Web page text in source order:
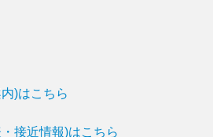
)はこちら
接近情報)はこちら